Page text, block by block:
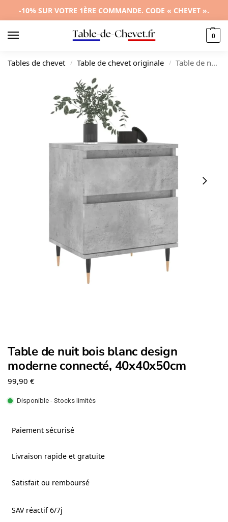
-10% SUR VOTRE 1ÈRE COMMANDE. CODE « CHEVET ».
0
Tables de chevet / Table de chevet originale / Table de nuit bois blanc design moderne connecté, 40x40x50cm
Table de nuit bois blanc design
moderne connecté, 40x40x50cm
99,90 €
Disponible - Stocks limités
Paiement sécurisé
Livraison rapide et gratuite
Satisfait ou remboursé
SAV réactif 6/7j